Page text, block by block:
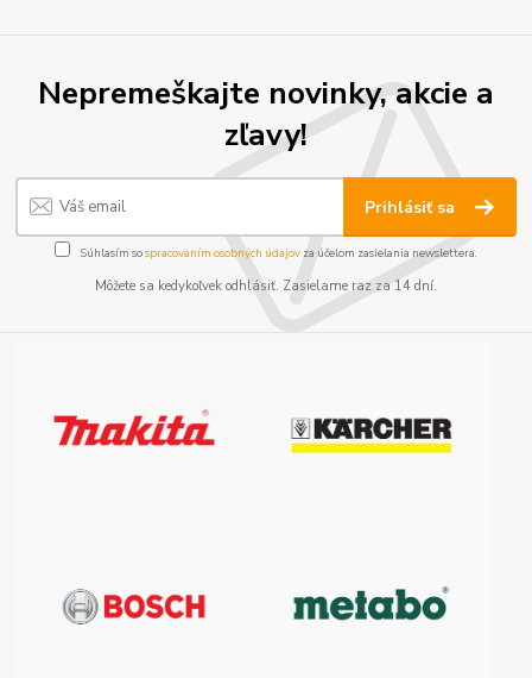
Nepremeškajte novinky, akcie a
zľavy!
Prihlásiť sa
Súhlasím sospracovaním osobných údajov za účelom zasielania newslettera.
Môžete sa kedykoľvek odhlásiť. Zasielame raz za 14 dní.